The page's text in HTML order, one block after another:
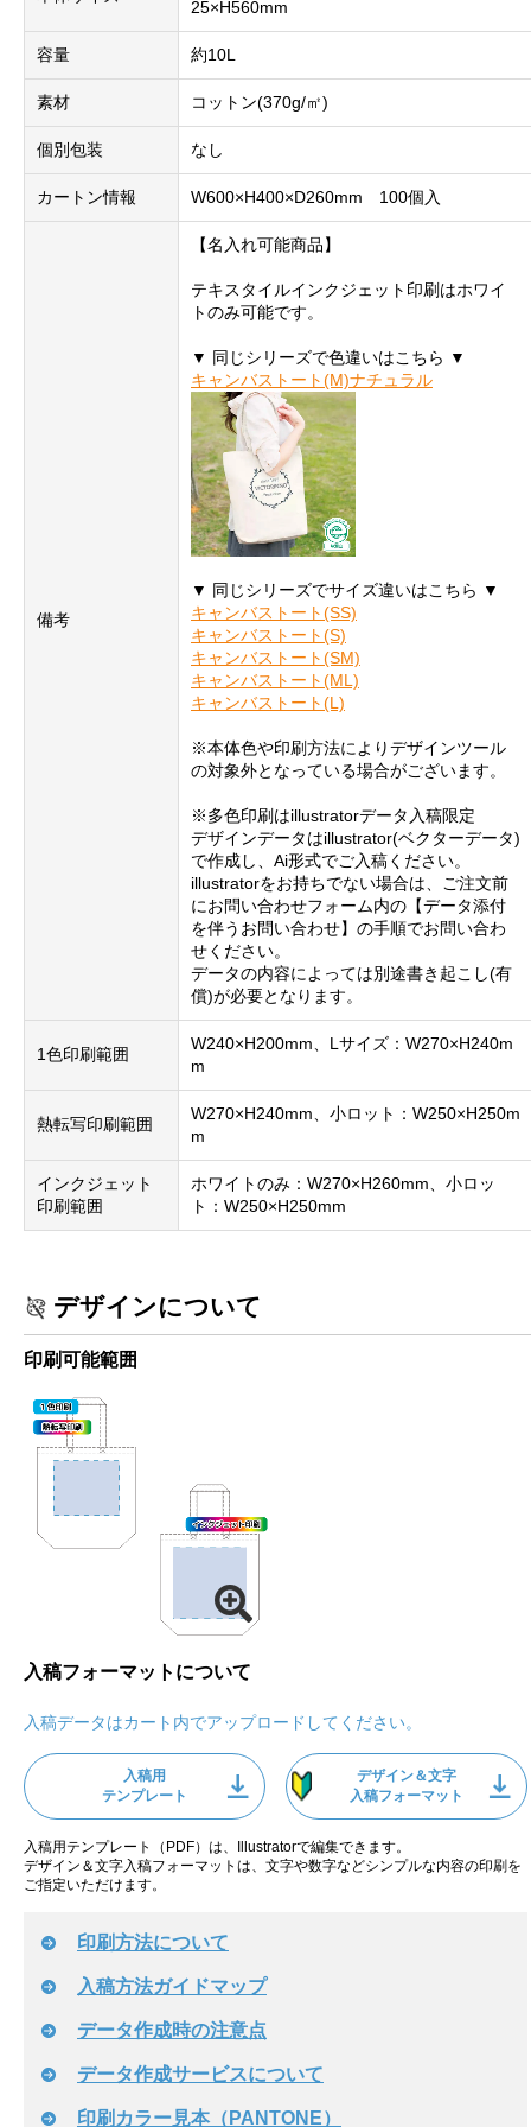
25×H560mm
容量 約10L
素材 コットン(370g/㎡)
個別包装 なし
カートン情報 W600×H400×D260mm 100個入
備考
【名入れ可能商品】
テキスタイルインクジェット印刷はホワイ
トのみ可能です。
▼ 同じシリーズで色違いはこちら ▼
キャンバストート(M)ナチュラル
▼ 同じシリーズでサイズ違いはこちら ▼
キャンバストート(SS)
キャンバストート(S)
キャンバストート(SM)
キャンバストート(ML)
キャンバストート(L)
※本体色や印刷方法によりデザインツール
の対象外となっている場合がございます。
※多色印刷はillustratorデータ入稿限定
デザインデータはillustrator(ベクターデータ)
で作成し、Ai形式でご入稿ください。
illustratorをお持ちでない場合は、ご注文前
にお問い合わせフォーム内の【データ添付
を伴うお問い合わせ】の手順でお問い合わ
せください。
データの内容によっては別途書き起こし(有
償)が必要となります。
1色印刷範囲
W240×H200mm、Lサイズ：W270×H240m
m
熱転写印刷範囲
W270×H240mm、小ロット：W250×H250m
m
インクジェット
印刷範囲
ホワイトのみ：W270×H260mm、小ロッ
ト：W250×H250mm
デザインについて
印刷可能範囲
入稿フォーマットについて
入稿データはカート内でアップロードしてください。
入稿用
テンプレート
デザイン＆文字
入稿フォーマット
入稿用テンプレート（PDF）は、Illustratorで編集できます。
デザイン＆文字入稿フォーマットは、文字や数字などシンプルな内容の印刷を
ご指定いただけます。
印刷方法について
入稿方法ガイドマップ
データ作成時の注意点
データ作成サービスについて
印刷カラー見本（PANTONE）